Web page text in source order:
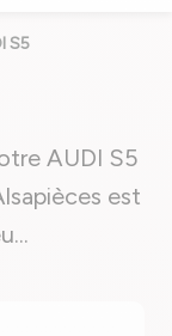
S5
AUDI S5
est
...